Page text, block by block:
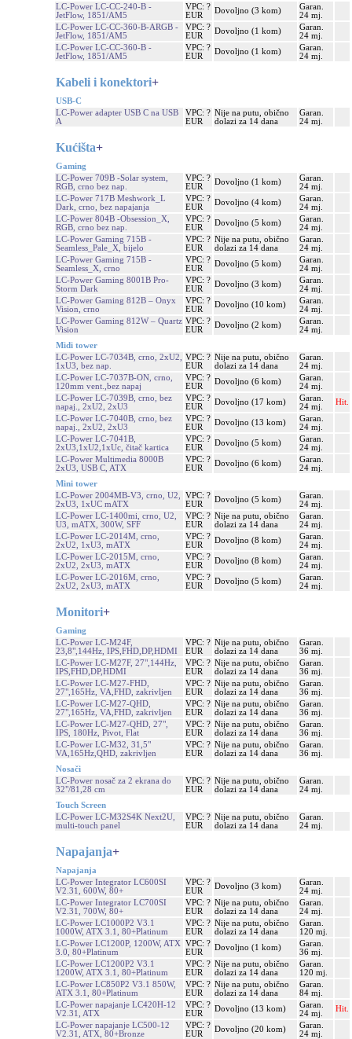
LC-Power LC-CC-240-B -
JetFlow, 1851/AM5
VPC: ?
EUR
Dovoljno (3 kom)
Garan.
24 mj.
LC-Power LC-CC-360-B-ARGB -
JetFlow, 1851/AM5
VPC: ?
EUR
Dovoljno (1 kom)
Garan.
24 mj.
LC-Power LC-CC-360-B -
JetFlow, 1851/AM5
VPC: ?
EUR
Dovoljno (1 kom)
Garan.
24 mj.
Kabeli i konektori+
USB-C
LC-Power adapter USB C na USB
A
VPC: ?
EUR
Nije na putu, obično
dolazi za 14 dana
Garan.
24 mj.
Kućišta+
Gaming
LC-Power 709B -Solar system,
RGB, crno bez nap.
VPC: ?
EUR
Dovoljno (1 kom)
Garan.
24 mj.
LC-Power 717B Meshwork_L
Dark, crno, bez napajanja
VPC: ?
EUR
Dovoljno (4 kom)
Garan.
24 mj.
LC-Power 804B -Obsession_X,
RGB, crno bez nap.
VPC: ?
EUR
Dovoljno (5 kom)
Garan.
24 mj.
LC-Power Gaming 715B -
Seamless_Pale_X, bijelo
VPC: ?
EUR
Nije na putu, obično
dolazi za 14 dana
Garan.
24 mj.
LC-Power Gaming 715B -
Seamless_X, crno
VPC: ?
EUR
Dovoljno (5 kom)
Garan.
24 mj.
LC-Power Gaming 8001B Pro-
Storm Dark
VPC: ?
EUR
Dovoljno (3 kom)
Garan.
24 mj.
LC-Power Gaming 812B – Onyx
Vision, crno
VPC: ?
EUR
Dovoljno (10 kom)
Garan.
24 mj.
LC-Power Gaming 812W – Quartz
Vision
VPC: ?
EUR
Dovoljno (2 kom)
Garan.
24 mj.
Midi tower
LC-Power LC-7034B, crno, 2xU2,
1xU3, bez nap.
VPC: ?
EUR
Nije na putu, obično
dolazi za 14 dana
Garan.
24 mj.
LC-Power LC-7037B-ON, crno,
120mm vent.,bez napaj
VPC: ?
EUR
Dovoljno (6 kom)
Garan.
24 mj.
LC-Power LC-7039B, crno, bez
napaj., 2xU2, 2xU3
VPC: ?
EUR
Dovoljno (17 kom)
Garan.
24 mj.
Hit.
LC-Power LC-7040B, crno, bez
napaj., 2xU2, 2xU3
VPC: ?
EUR
Dovoljno (13 kom)
Garan.
24 mj.
LC-Power LC-7041B,
2xU3,1xU2,1xUc, čitač kartica
VPC: ?
EUR
Dovoljno (5 kom)
Garan.
24 mj.
LC-Power Multimedia 8000B
2xU3, USB C, ATX
VPC: ?
EUR
Dovoljno (6 kom)
Garan.
24 mj.
Mini tower
LC-Power 2004MB-V3, crno, U2,
2xU3, 1xUC mATX
VPC: ?
EUR
Dovoljno (5 kom)
Garan.
24 mj.
LC-Power LC-1400mi, crno, U2,
U3, mATX, 300W, SFF
VPC: ?
EUR
Nije na putu, obično
dolazi za 14 dana
Garan.
24 mj.
LC-Power LC-2014M, crno,
2xU2, 1xU3, mATX
VPC: ?
EUR
Dovoljno (8 kom)
Garan.
24 mj.
LC-Power LC-2015M, crno,
2xU2, 2xU3, mATX
VPC: ?
EUR
Dovoljno (8 kom)
Garan.
24 mj.
LC-Power LC-2016M, crno,
2xU2, 2xU3, mATX
VPC: ?
EUR
Dovoljno (5 kom)
Garan.
24 mj.
Monitori+
Gaming
LC-Power LC-M24F,
23,8",144Hz, IPS,FHD,DP,HDMI
VPC: ?
EUR
Nije na putu, obično
dolazi za 14 dana
Garan.
36 mj.
LC-Power LC-M27F, 27",144Hz,
IPS,FHD,DP,HDMI
VPC: ?
EUR
Nije na putu, obično
dolazi za 14 dana
Garan.
36 mj.
LC-Power LC-M27-FHD,
27",165Hz, VA,FHD, zakrivljen
VPC: ?
EUR
Nije na putu, obično
dolazi za 14 dana
Garan.
36 mj.
LC-Power LC-M27-QHD,
27",165Hz, VA,FHD, zakrivljen
VPC: ?
EUR
Nije na putu, obično
dolazi za 14 dana
Garan.
36 mj.
LC-Power LC-M27-QHD, 27",
IPS, 180Hz, Pivot, Flat
VPC: ?
EUR
Nije na putu, obično
dolazi za 14 dana
Garan.
36 mj.
LC-Power LC-M32, 31,5"
VA,165Hz,QHD, zakrivljen
VPC: ?
EUR
Nije na putu, obično
dolazi za 14 dana
Garan.
36 mj.
Nosači
LC-Power nosač za 2 ekrana do
32"/81,28 cm
VPC: ?
EUR
Nije na putu, obično
dolazi za 14 dana
Garan.
24 mj.
Touch Screen
LC-Power LC-M32S4K Next2U,
multi-touch panel
VPC: ?
EUR
Nije na putu, obično
dolazi za 14 dana
Garan.
24 mj.
Napajanja+
Napajanja
LC-Power Integrator LC600SI
V2.31, 600W, 80+
VPC: ?
EUR
Dovoljno (3 kom)
Garan.
24 mj.
LC-Power Integrator LC700SI
V2.31, 700W, 80+
VPC: ?
EUR
Nije na putu, obično
dolazi za 14 dana
Garan.
24 mj.
LC-Power LC1000P2 V3.1
1000W, ATX 3.1, 80+Platinum
VPC: ?
EUR
Nije na putu, obično
dolazi za 14 dana
Garan.
120 mj.
LC-Power LC1200P, 1200W, ATX
3.0, 80+Platinum
VPC: ?
EUR
Dovoljno (1 kom)
Garan.
36 mj.
LC-Power LC1200P2 V3.1
1200W, ATX 3.1, 80+Platinum
VPC: ?
EUR
Nije na putu, obično
dolazi za 14 dana
Garan.
120 mj.
LC-Power LC850P2 V3.1 850W,
ATX 3.1, 80+Platinum
VPC: ?
EUR
Nije na putu, obično
dolazi za 14 dana
Garan.
84 mj.
LC-Power napajanje LC420H-12
V2.31, ATX
VPC: ?
EUR
Dovoljno (13 kom)
Garan.
24 mj.
Hit.
LC-Power napajanje LC500-12
V2.31, ATX, 80+Bronze
VPC: ?
EUR
Dovoljno (20 kom)
Garan.
24 mj.